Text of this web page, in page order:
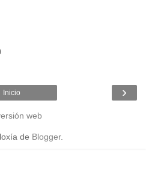
›
Inicio
web
de Blogger.